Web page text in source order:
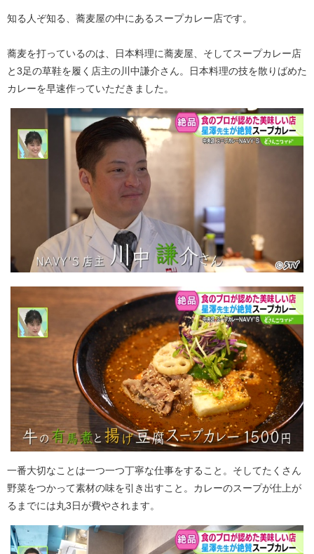
知る人ぞ知る、蕎麦屋の中にあるスープカレー店です。
蕎麦を打っているのは、日本料理に蕎麦屋、そしてスープカレー店
と3足の草鞋を履く店主の川中謙介さん。日本料理の技を散りばめた
カレーを早速作っていただきました。
一番大切なことは一つ一つ丁寧な仕事をすること。そしてたくさん
野菜をつかって素材の味を引き出すこと。カレーのスープが仕上が
るまでには丸3日が費やされます。